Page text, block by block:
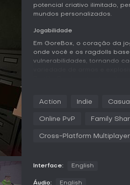
potencial criativo ilimitado,
mundos personalizados.
Jogabilidade
Em GoreBox, o coração da
onde você e os ragdolls
vulnerabilidades, tornando
personagem até estilos para
nos confrontos. O roleplay
Modos de jogo
Action Indie Casual
Online PvP Family
Cross-Platform Multiplayer
Interface: English
Áudio: English